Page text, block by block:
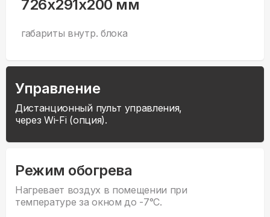
726x291x200 мм
габариты внутр. блока
Управление
Дистанционный пульт управления,
через Wi-Fi (опция).
Режим обогрева
Нагревает воздух в помещении при
температуре за окном до -7°С.